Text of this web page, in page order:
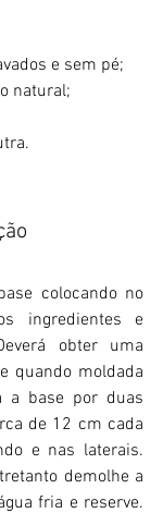
e sem pé;
natural;
colocando no
ingredientes e
obter uma
quando moldada
a base por duas
de 12 cm cada
e nas laterais.
demolhe a
fria e reserve.